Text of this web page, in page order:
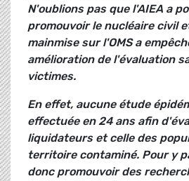
N'oublions pas que l'AIEA a
promouvoir le nucléaire civil
mainmise sur l'OMS a
amélioration de l'évaluation
victimes.
En effet, aucune étude
effectuée en 24 ans afin
liquidateurs et celle des
territoire contaminé. Pour y
donc promouvoir des